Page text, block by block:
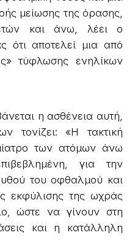
μείωσης της όρασης,
και άνω, λέει ο
ότι αποτελεί μια από
τύφλωσης ενηλίκων
η ασθένεια αυτή,
τονίζει: «Η τακτική
των ατόμων άνω
για την
του οφθαλμού και
εκφύλισης της ωχράς
ώστε να γίνουν στη
και η κατάλληλη